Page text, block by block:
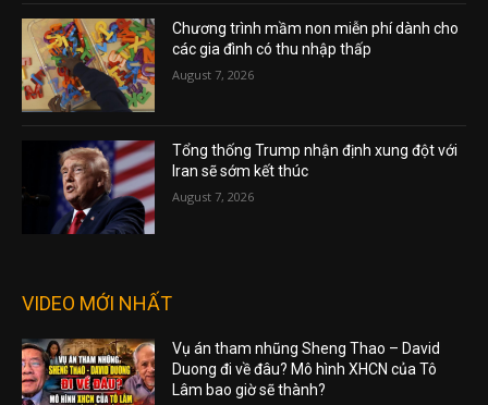
Chương trình mầm non miễn phí dành cho
các gia đình có thu nhập thấp
August 7, 2026
Tổng thống Trump nhận định xung đột với
Iran sẽ sớm kết thúc
August 7, 2026
VIDEO MỚI NHẤT
Vụ án tham nhũng Sheng Thao – David
Duong đi về đâu? Mô hình XHCN của Tô
Lâm bao giờ sẽ thành?